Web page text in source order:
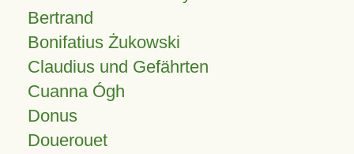
Bertrand
Bonifatius Żukowski
Claudius und Gefährten
Cuanna Ógh
Donus
Douerouet